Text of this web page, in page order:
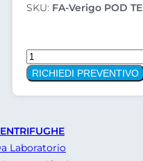
Laboratorio
SKU: FA-Verigo POD
Verigo
datalogger
temperatura-
POD
TEMP
RICHIEDI PREVENTIVO